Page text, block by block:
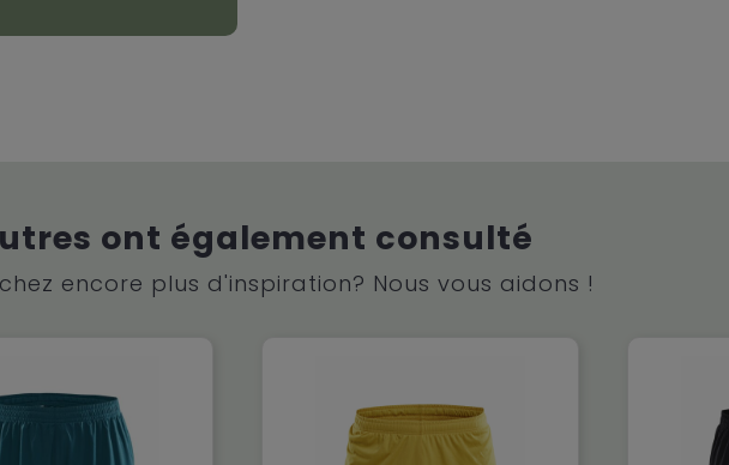
ont également consulté
encore plus d'inspiration? Nous vous aidons !